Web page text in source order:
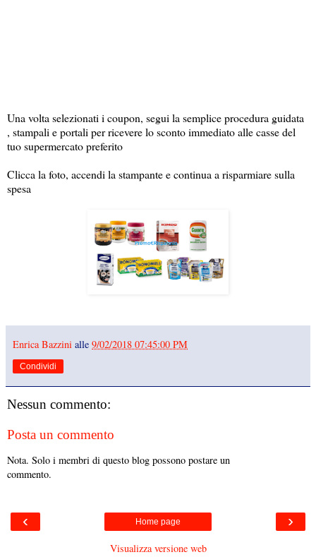
Una volta selezionati i coupon, segui la semplice procedura guidata
, stampali e portali per ricevere lo sconto immediato alle casse del
tuo supermercato preferito
Clicca la foto, accendi la stampante e continua a risparmiare sulla
spesa
Enrica Bazzini alle 9/02/2018 07:45:00 PM
Condividi
Nessun commento:
Posta un commento
Nota. Solo i membri di questo blog possono postare un
commento.
‹ ›
Home page
Visualizza versione web